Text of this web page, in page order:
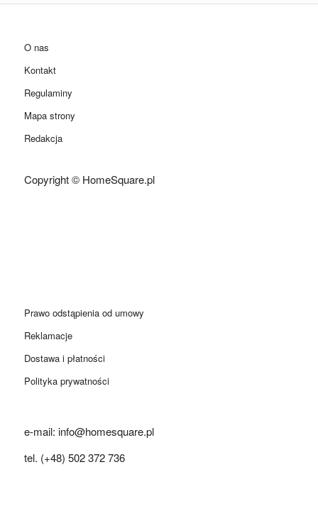
O nas
Kontakt
Regulaminy
Mapa strony
Redakcja
Copyright © HomeSquare.pl
Prawo odstąpienia od umowy
Reklamacje
Dostawa i płatności
Polityka prywatności
e-mail: info@homesquare.pl
tel. (+48) 502 372 736